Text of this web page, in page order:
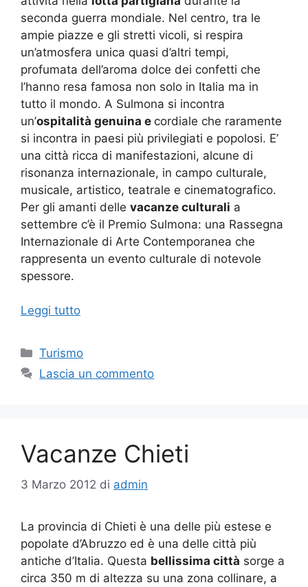
seconda guerra mondiale. Nel centro, tra le
ampie piazze e gli stretti vicoli, si respira
un’atmosfera unica quasi d’altri tempi,
profumata dell’aroma dolce dei confetti che
l’hanno resa famosa non solo in Italia ma in
tutto il mondo. A Sulmona si incontra
un’ospitalità genuina e cordiale che raramente
si incontra in paesi più privilegiati e popolosi. E’
una città ricca di manifestazioni, alcune di
risonanza internazionale, in campo culturale,
musicale, artistico, teatrale e cinematografico.
Per gli amanti delle vacanze culturali a
settembre c’è il Premio Sulmona: una Rassegna
Internazionale di Arte Contemporanea che
rappresenta un evento culturale di notevole
spessore.
Leggi tutto
Categorie
Turismo
Lascia un commento
Vacanze Chieti
3 Marzo 2012 di admin
La provincia di Chieti è una delle più estese e
popolate d’Abruzzo ed è una delle città più
antiche d’Italia. Questa bellissima città sorge a
circa 350 m di altezza su una zona collinare, a